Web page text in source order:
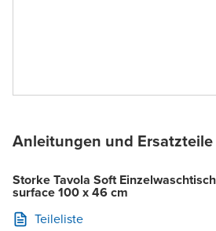
Anleitungen und Ersatzteile
Storke Tavola Soft
surface 100 x 46 cm
Teileliste